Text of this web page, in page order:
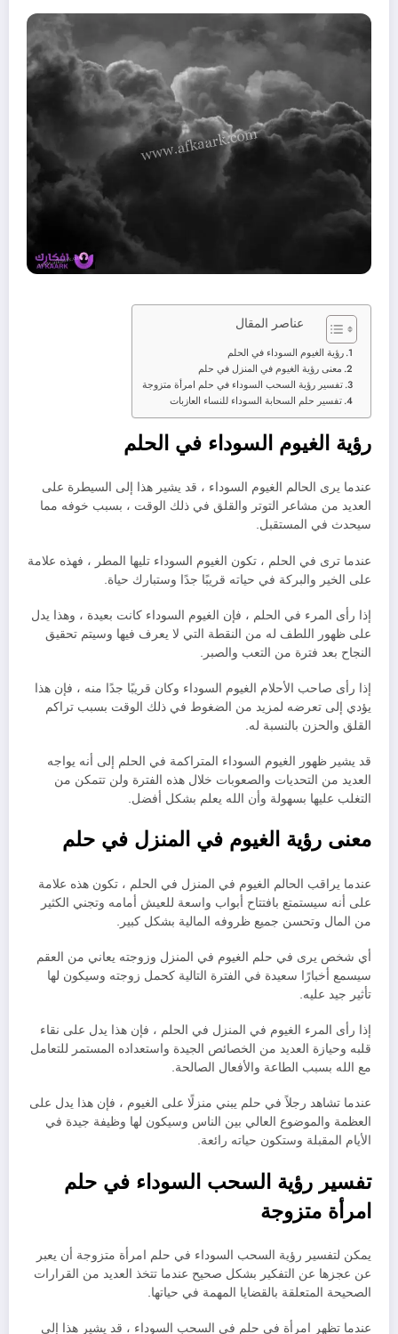
عناصر المقال
رؤية الغيوم السوداء في الحلم
معنى رؤية الغيوم في المنزل في حلم
تفسير رؤية السحب السوداء في حلم امرأة متزوجة
تفسير حلم السحابة السوداء للنساء العازبات
رؤية الغيوم السوداء في الحلم
عندما يرى الحالم الغيوم السوداء ، قد يشير هذا إلى السيطرة على
العديد من مشاعر التوتر والقلق في ذلك الوقت ، بسبب خوفه مما
سيحدث في المستقبل.
عندما ترى في الحلم ، تكون الغيوم السوداء تليها المطر ، فهذه علامة
على الخير والبركة في حياته قريبًا جدًا وستبارك حياة.
إذا رأى المرء في الحلم ، فإن الغيوم السوداء كانت بعيدة ، وهذا يدل
على ظهور اللطف له من النقطة التي لا يعرف فيها وسيتم تحقيق
النجاح بعد فترة من التعب والصبر.
إذا رأى صاحب الأحلام الغيوم السوداء وكان قريبًا جدًا منه ، فإن هذا
يؤدي إلى تعرضه لمزيد من الضغوط في ذلك الوقت بسبب تراكم
القلق والحزن بالنسبة له.
قد يشير ظهور الغيوم السوداء المتراكمة في الحلم إلى أنه يواجه
العديد من التحديات والصعوبات خلال هذه الفترة ولن تتمكن من
التغلب عليها بسهولة وأن الله يعلم بشكل أفضل.
معنى رؤية الغيوم في المنزل في حلم
عندما يراقب الحالم الغيوم في المنزل في الحلم ، تكون هذه علامة
على أنه سيستمتع بافتتاح أبواب واسعة للعيش أمامه وتجني الكثير
من المال وتحسن جميع ظروفه المالية بشكل كبير.
أي شخص يرى في حلم الغيوم في المنزل وزوجته يعاني من العقم
سيسمع أخبارًا سعيدة في الفترة التالية كحمل زوجته وسيكون لها
تأثير جيد عليه.
إذا رأى المرء الغيوم في المنزل في الحلم ، فإن هذا يدل على نقاء
قلبه وحيازة العديد من الخصائص الجيدة واستعداده المستمر للتعامل
مع الله بسبب الطاعة والأفعال الصالحة.
عندما تشاهد رجلاً في حلم يبني منزلًا على الغيوم ، فإن هذا يدل على
العظمة والموضوع العالي بين الناس وسيكون لها وظيفة جيدة في
الأيام المقبلة وستكون حياته رائعة.
تفسير رؤية السحب السوداء في حلم
امرأة متزوجة
يمكن لتفسير رؤية السحب السوداء في حلم امرأة متزوجة أن يعبر
عن عجزها عن التفكير بشكل صحيح عندما تتخذ العديد من القرارات
الصحيحة المتعلقة بالقضايا المهمة في حياتها.
عندما تظهر امرأة في حلم في السحب السوداء ، قد يشير هذا إلى